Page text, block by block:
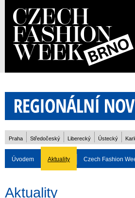
Praha Středočeský Liberecký Ústecký
Úvodem Aktuality Czech Fashion
Aktuality